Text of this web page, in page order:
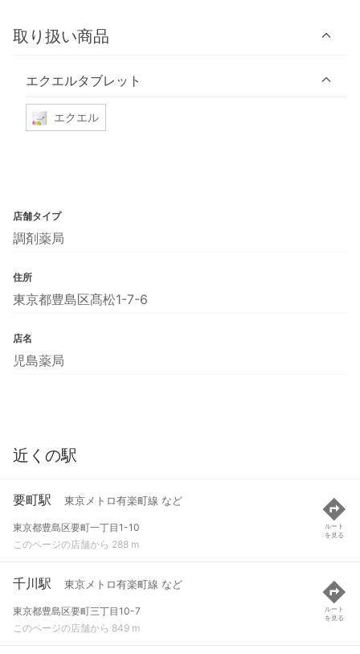
取り扱い商品
エクエルタブレット
エクエル
店舗タイプ
調剤薬局
住所
東京都豊島区髙松1-7-6
店名
児島薬局
近くの駅
要町駅 東京メトロ有楽町線 など
東京都豊島区要町一丁目1-10
このページの店舗から 288 m
ルート
を見る
千川駅 東京メトロ有楽町線 など
東京都豊島区要町三丁目10-7
このページの店舗から 849 m
ルート
を見る